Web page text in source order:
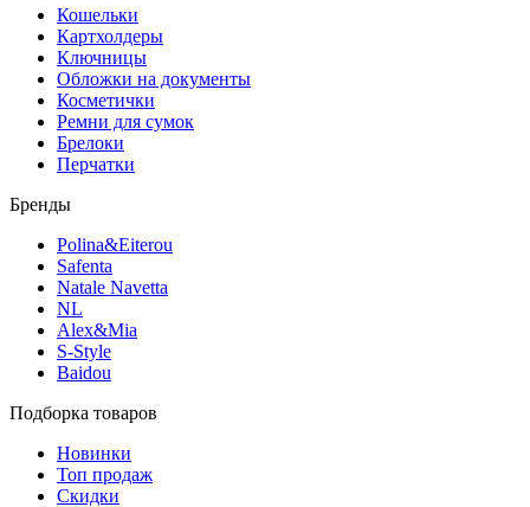
Кошельки
Картхолдеры
Ключницы
Обложки на документы
Косметички
Ремни для сумок
Брелоки
Перчатки
Бренды
Polina&Eiterou
Safenta
Natale Navetta
NL
Alex&Mia
S-Style
Baidou
Подборка товаров
Новинки
Топ продаж
Скидки